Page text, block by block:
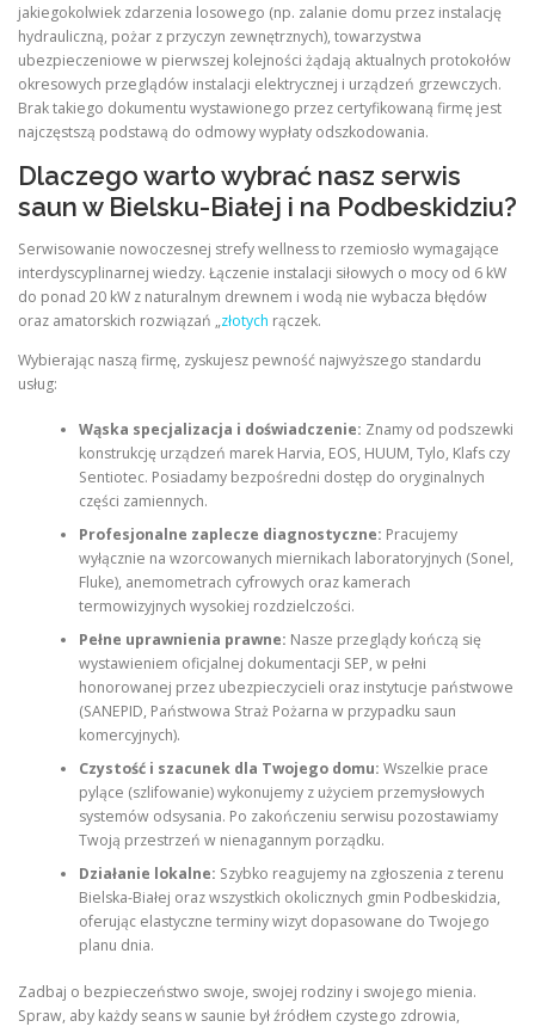
jakiegokolwiek zdarzenia losowego (np. zalanie domu przez instalację
hydrauliczną, pożar z przyczyn zewnętrznych), towarzystwa
ubezpieczeniowe w pierwszej kolejności żądają aktualnych protokołów
okresowych przeglądów instalacji elektrycznej i urządzeń grzewczych.
Brak takiego dokumentu wystawionego przez certyfikowaną firmę jest
najczęstszą podstawą do odmowy wypłaty odszkodowania.
Dlaczego warto wybrać nasz serwis
saun w Bielsku-Białej i na Podbeskidziu?
Serwisowanie nowoczesnej strefy wellness to rzemiosło wymagające
interdyscyplinarnej wiedzy. Łączenie instalacji siłowych o mocy od 6 kW
do ponad 20 kW z naturalnym drewnem i wodą nie wybacza błędów
oraz amatorskich rozwiązań „złotych rączek.
Wybierając naszą firmę, zyskujesz pewność najwyższego standardu
usług:
Wąska specjalizacja i doświadczenie: Znamy od podszewki
konstrukcję urządzeń marek Harvia, EOS, HUUM, Tylo, Klafs czy
Sentiotec. Posiadamy bezpośredni dostęp do oryginalnych
części zamiennych.
Profesjonalne zaplecze diagnostyczne: Pracujemy
wyłącznie na wzorcowanych miernikach laboratoryjnych (Sonel,
Fluke), anemometrach cyfrowych oraz kamerach
termowizyjnych wysokiej rozdzielczości.
Pełne uprawnienia prawne: Nasze przeglądy kończą się
wystawieniem oficjalnej dokumentacji SEP, w pełni
honorowanej przez ubezpieczycieli oraz instytucje państwowe
(SANEPID, Państwowa Straż Pożarna w przypadku saun
komercyjnych).
Czystość i szacunek dla Twojego domu: Wszelkie prace
pylące (szlifowanie) wykonujemy z użyciem przemysłowych
systemów odsysania. Po zakończeniu serwisu pozostawiamy
Twoją przestrzeń w nienagannym porządku.
Działanie lokalne: Szybko reagujemy na zgłoszenia z terenu
Bielska-Białej oraz wszystkich okolicznych gmin Podbeskidzia,
oferując elastyczne terminy wizyt dopasowane do Twojego
planu dnia.
Zadbaj o bezpieczeństwo swoje, swojej rodziny i swojego mienia.
Spraw, aby każdy seans w saunie był źródłem czystego zdrowia,